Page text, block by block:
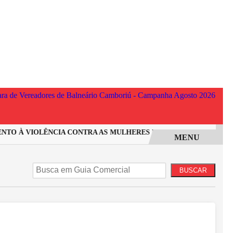
À VIOLÊNCIA CONTRA AS MULHERES EM SANTA CATARINA
MENU
BUSCAR